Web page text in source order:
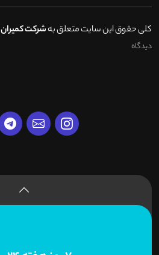
کلی حقوق این سایت متعلق بهشرکت کمیران
دیدگاه